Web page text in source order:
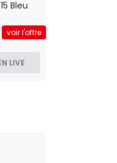
Bleu
voir l'offre
LIVE